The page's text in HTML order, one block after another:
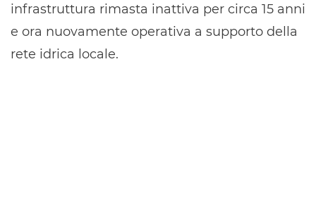
infrastruttura rimasta inattiva per circa 15 anni
e ora nuovamente operativa a supporto della
rete idrica locale.